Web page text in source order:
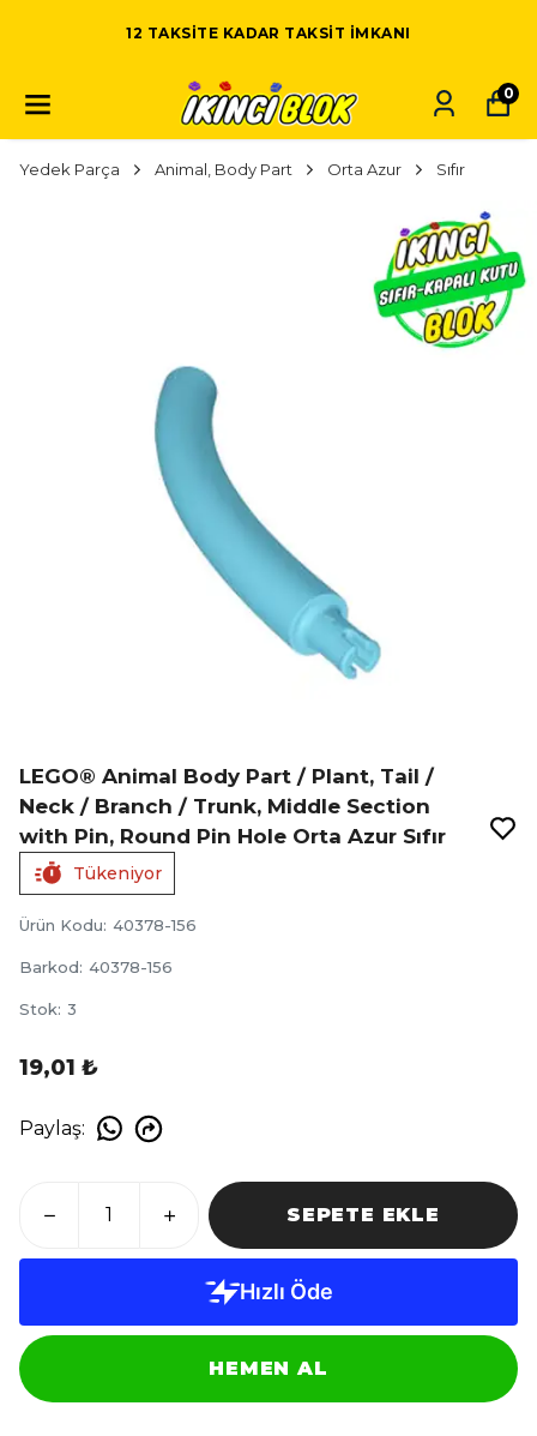
12 TAKSITE KADAR TAKSIT IMKANI
0
Yedek Parça Animal, Body Part Orta Azur Sıfır
LEGO® Animal Body Part / Plant, Tail /
Neck / Branch / Trunk, Middle Section
with Pin, Round Pin Hole Orta Azur Sıfır
Tükeniyor
Ürün Kodu: 40378-156
Barkod: 40378-156
Stok: 3
19,01 ₺
Paylaş:
SEPETE EKLE
HEMEN AL